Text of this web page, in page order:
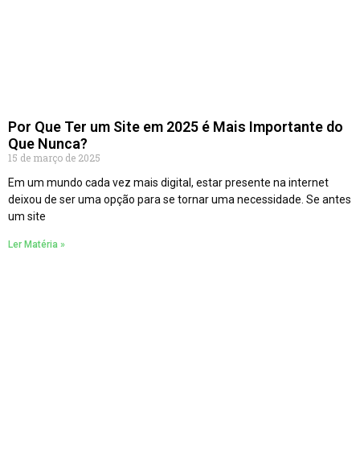
Por Que Ter um Site em 2025 é Mais Importante do
Que Nunca?
15 de março de 2025
Em um mundo cada vez mais digital, estar presente na internet
deixou de ser uma opção para se tornar uma necessidade. Se antes
um site
Ler Matéria »